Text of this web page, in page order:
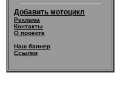
Добавить мотоцикл
Реклама
Контакты
О проекте
Наш баннер
Ссылки